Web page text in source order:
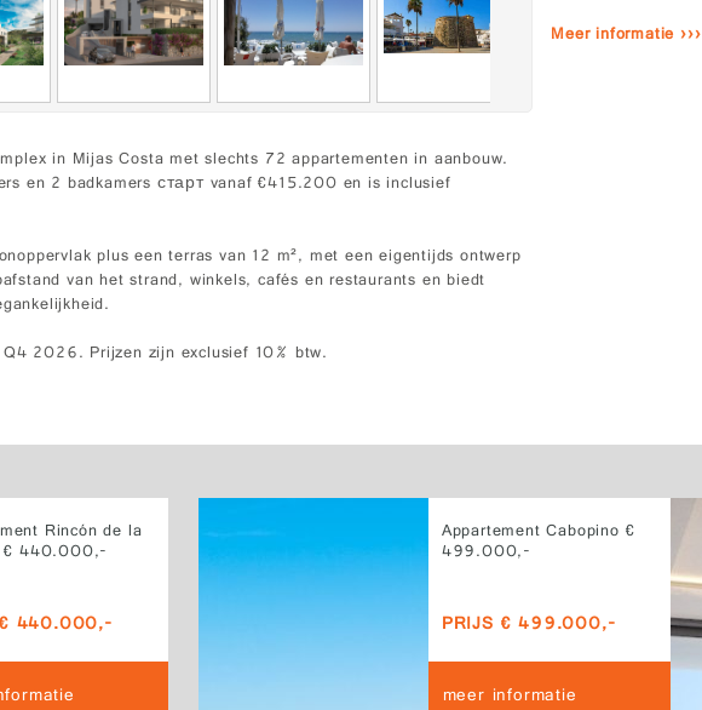
Meer informatie ›››
in Mijas Costa met slechts 72 appartementen in aanbouw.
en 2 badkamers старт vanaf €415.200 en is inclusief
plus een terras van 12 m², met een eigentijds ontwerp
van het strand, winkels, cafés en restaurants en biedt
2026. Prijzen zijn exclusief 10% btw.
Rincón de la
€ 440.000,-
440.000,-
Appartement Cabopino €
499.000,-
PRIJS € 499.000,-
meer informatie